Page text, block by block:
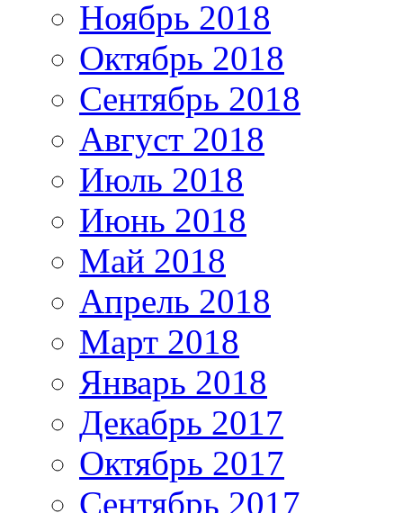
Ноябрь 2018
Октябрь 2018
Сентябрь 2018
Август 2018
Июль 2018
Июнь 2018
Май 2018
Апрель 2018
Март 2018
Январь 2018
Декабрь 2017
Октябрь 2017
Сентябрь 2017